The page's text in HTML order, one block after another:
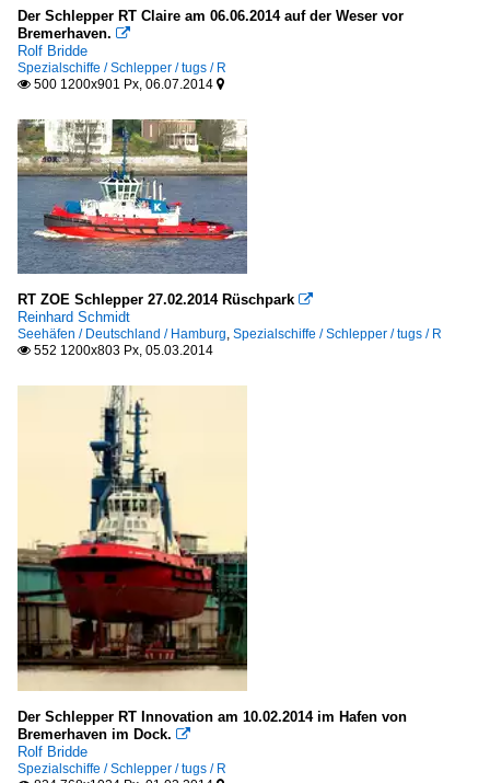
Der Schlepper RT Claire am 06.06.2014 auf der Weser vor
Bremerhaven. 
Rolf Bridde
Spezialschiffe / Schlepper / tugs / R
 500 1200x901 Px, 06.07.2014 
RT ZOE Schlepper 27.02.2014 Rüschpark 
Reinhard Schmidt
Seehäfen / Deutschland / Hamburg, Spezialschiffe / Schlepper / tugs / R
 552 1200x803 Px, 05.03.2014
Der Schlepper RT Innovation am 10.02.2014 im Hafen von
Bremerhaven im Dock. 
Rolf Bridde
Spezialschiffe / Schlepper / tugs / R